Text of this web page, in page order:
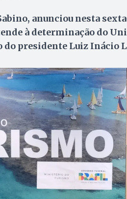
anunciou nesta
à determinação do
do presidente Luiz Inácio